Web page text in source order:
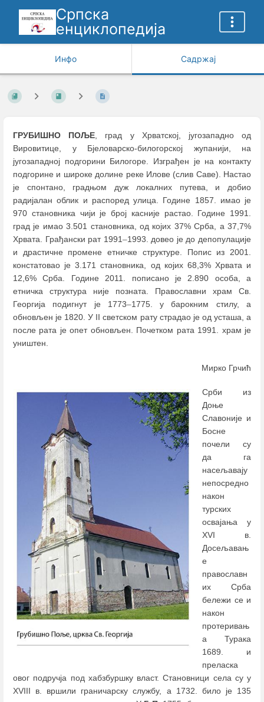
Српска
енциклопедија
Инфо Садржај
ГРУБИШНО ПОЉЕ, град у Хрватској, југозападно од
Вировитице, у Бјеловарско-билогорској жупанији, на
југозападној подгорини Билогоре. Изграђен је на контакту
подгорине и широке долине реке Илове (слив Саве). Настао
је спонтано, градњом дуж локалних путева, и добио
радијалан облик и распоред улица. Године 1857. имао је
970 становника чији је број касније растао. Године 1991.
град је имао 3.501 становника, од којих 37% Срба, а 37,7%
Хрвата. Грађански рат 1991–1993. довео је до депопулације
и драстичне промене етничке структуре. Попис из 2001.
констатовао је 3.171 становника, од којих 68,3% Хрвата и
12,6% Срба. Године 2011. пописано је 2.890 особа, а
етничка структура није позната. Православни храм Св.
Георгија подигнут је 1773–1775. у барокним стилу, а
обновљен је 1820. У II светском рату страдао је од усташа, а
после рата је опет обновљен. Почетком рата 1991. храм је
уништен.
Мирко Грчић
Срби из
Доње
Славоније и
Босне
почели су
да га
насељавају
непосредно
након
турских
освајања у
XVI в.
Досељавањ
е
православн
их Срба
бележи се и
након
протеривањ
а Турака
1689. и
преласка
овог подручја под хабзбуршку власт. Становници села су у
XVIII в. вршили граничарску службу, а 1732. било је 135